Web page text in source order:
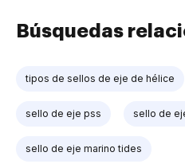
Búsquedas
tipos de sellos de eje de hélice
sello de eje pss sello de
sello de eje marino tides